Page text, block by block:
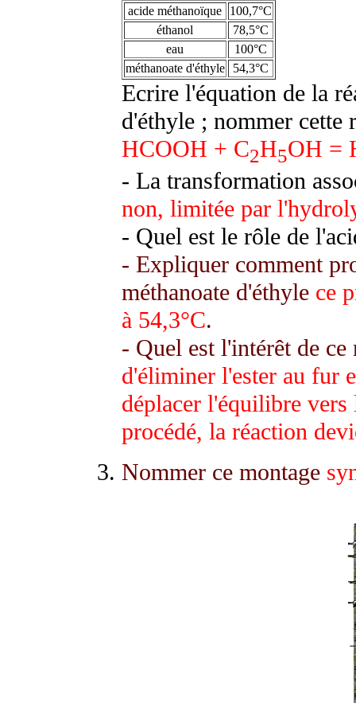
acide méthanoïque
100,7°C
éthanol
78,5°C
eau
100°C
méthanoate d'éthyle
54,3°C
Ecrire l'équation de la
d'éthyle ; nommer cette
HCOOH + C2H5OH =
- La transformation
non, limitée par
- Quel est le rôle de
- Expliquer comment
méthanoate d'éthyle ce
à 54,3°C.
- Quel est l'intérêt de
d'éliminer l'ester au fur
déplacer l'équilibre
procédé, la réaction
Nommer ce montage